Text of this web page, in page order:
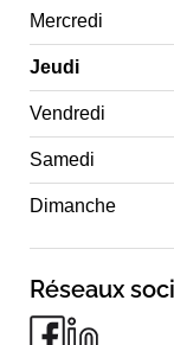
Mercredi
Jeudi
Vendredi
Samedi
Dimanche
Réseaux
Cabinet Paris